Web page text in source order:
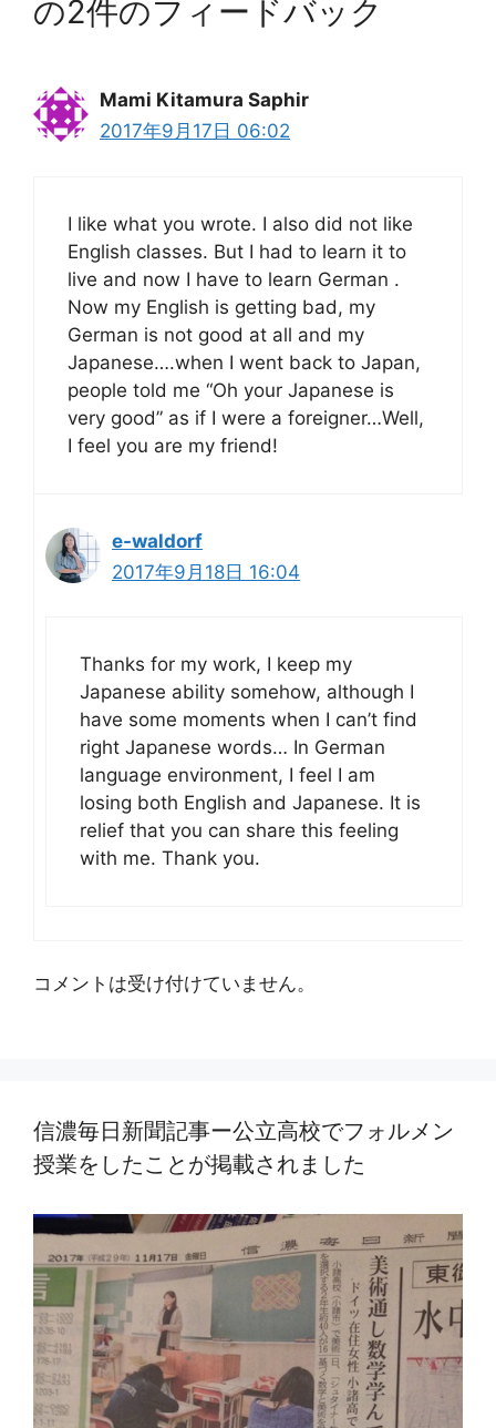
の2件のフィードバック
Mami Kitamura Saphir
2017年9月17日 06:02
I like what you wrote. I also did not like
English classes. But I had to learn it to
live and now I have to learn German .
Now my English is getting bad, my
German is not good at all and my
Japanese….when I went back to Japan,
people told me “Oh your Japanese is
very good” as if I were a foreigner…Well,
I feel you are my friend!
e-waldorf
2017年9月18日 16:04
Thanks for my work, I keep my
Japanese ability somehow, although I
have some moments when I can’t find
right Japanese words… In German
language environment, I feel I am
losing both English and Japanese. It is
relief that you can share this feeling
with me. Thank you.
コメントは受け付けていません。
信濃毎日新聞記事ー公立高校でフォルメン
授業をしたことが掲載されました